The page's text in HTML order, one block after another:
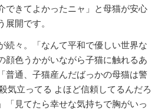
できてよかったニャ」と母猫が安心
開です。
々。「なんて平和で優しい世界な
顔色うかがいながら子猫に触れるあ
普通、子猫産んだばっかの母猫は警
気立ってる よほど信頼してるんだろ
「見てたら幸せな気持ちで胸がいっ